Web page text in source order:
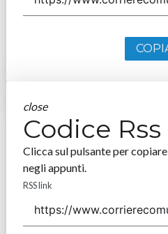
close
Codice Rss
Clicca sul pulsante per copiare
negli appunti.
RSS link